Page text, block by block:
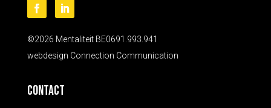
©2026 Mentaliteit BE0691.993.941
webdesign Connection Communication
Contact